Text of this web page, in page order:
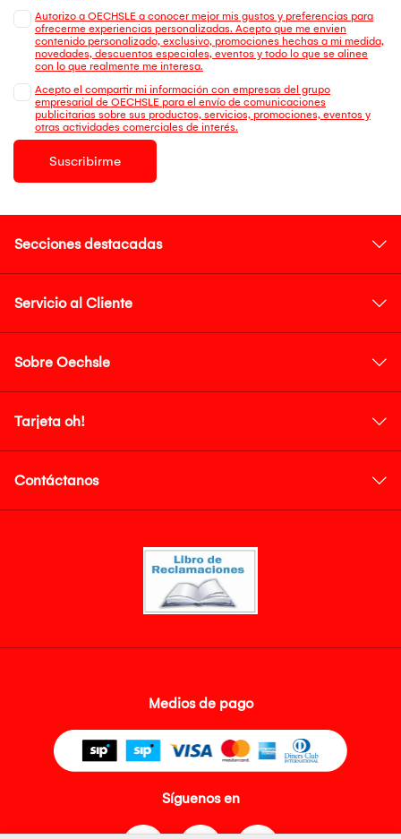
Autorizo a OECHSLE a conocer mejor mis gustos y preferencias para
ofrecerme experiencias personalizadas. Acepto que me envien
contenido personalizado, exclusivo, promociones hechas a mi medida,
novedades, descuentos especiales, eventos y todo lo que se alinee
con lo que realmente me interesa.
Acepto el compartir mi información con empresas del grupo
empresarial de OECHSLE para el envío de comunicaciones
publicitarias sobre sus productos, servicios, promociones, eventos y
otras actividades comerciales de interés.
Suscribirme
Secciones destacadas
Servicio al Cliente
Sobre Oechsle
Tarjeta oh!
Contáctanos
Medios de pago
Síguenos en